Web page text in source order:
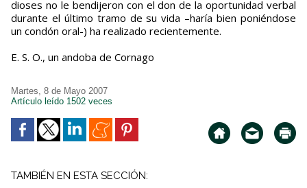
dioses no le bendijeron con el don de la oportunidad verbal
durante el último tramo de su vida –haría bien poniéndose
un condón oral-) ha realizado recientemente.
E. S. O., un andoba de Cornago
Martes, 8 de Mayo 2007
Artículo leído 1502 veces
TAMBIÉN EN ESTA SECCIÓN: